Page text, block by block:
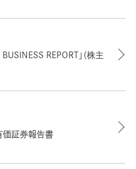
REPORT」（株主
価証券報告書